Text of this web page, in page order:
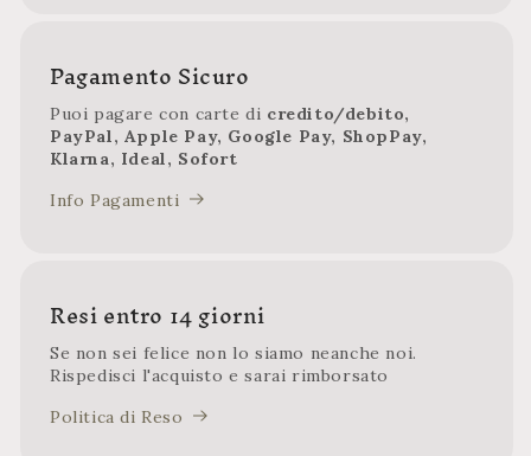
Pagamento Sicuro
Puoi pagare con carte di credito/debito,
PayPal, Apple Pay, Google Pay, ShopPay,
Klarna, Ideal, Sofort
Info Pagamenti
Resi entro 14 giorni
Se non sei felice non lo siamo neanche noi.
Rispedisci l'acquisto e sarai rimborsato
Politica di Reso